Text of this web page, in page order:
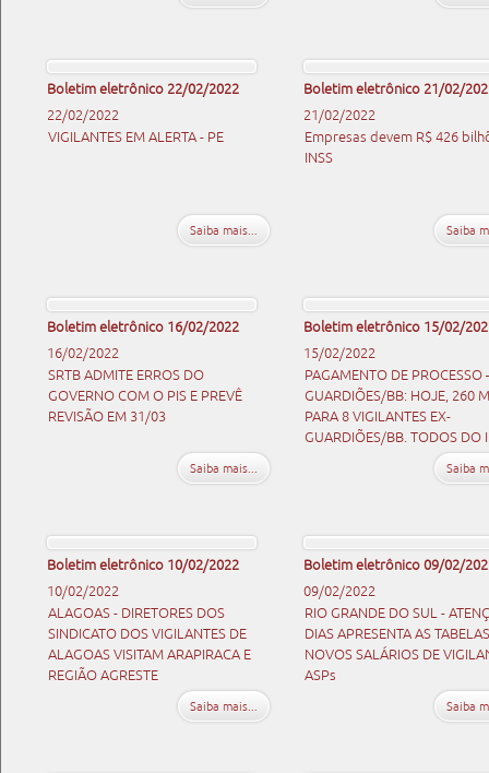
Boletim eletrônico 22/02/2022
22/02/2022
VIGILANTES EM ALERTA - PE
Saiba mais...
Boletim eletrônico 21/02/
21/02/2022
Empresas devem R$ 426
INSS
Saiba
Boletim eletrônico 16/02/2022
16/02/2022
SRTB ADMITE ERROS DO
GOVERNO COM O PIS E PREVÊ
REVISÃO EM 31/03
Saiba mais...
Boletim eletrônico 15/02/
15/02/2022
PAGAMENTO DE PROCESSO
GUARDIÕES/BB: HOJE, 260
PARA 8 VIGILANTES EX-
GUARDIÕES/BB. TODOS DO
Saiba
Boletim eletrônico 10/02/2022
10/02/2022
ALAGOAS - DIRETORES DOS
SINDICATO DOS VIGILANTES DE
ALAGOAS VISITAM ARAPIRACA E
REGIÃO AGRESTE
Saiba mais...
Boletim eletrônico 09/02/
09/02/2022
RIO GRANDE DO SUL -
DIAS APRESENTA AS
NOVOS SALÁRIOS DE
ASPs
Saiba